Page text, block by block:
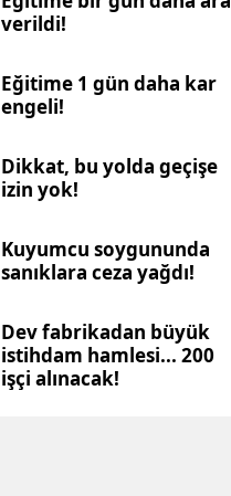
verildi!
Eğitime 1 gün daha kar
engeli!
Dikkat, bu yolda geçişe
izin yok!
Kuyumcu soygununda
sanıklara ceza yağdı!
Dev fabrikadan büyük
istihdam hamlesi... 200
işçi alınacak!